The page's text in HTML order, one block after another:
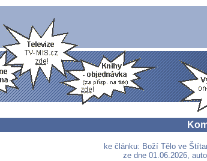
ke článku: Boží Tělo ve
ze dne 01.06.2026,